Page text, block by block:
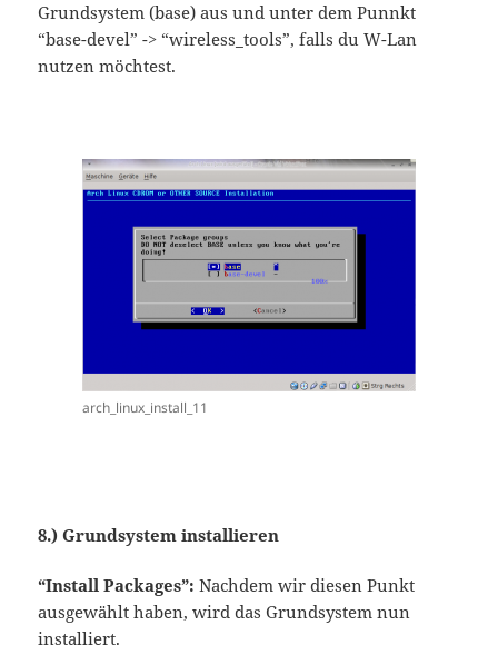
Grundsystem (base) aus und unter dem Punnkt
“base-devel” -> “wireless_tools”, falls du W-Lan
nutzen möchtest.
arch_linux_install_11
8.) Grundsystem installieren
“Install Packages”: Nachdem wir diesen Punkt
ausgewählt haben, wird das Grundsystem nun
installiert.